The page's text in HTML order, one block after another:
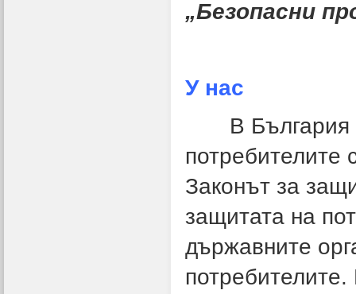
„Безопасни
У нас
В България
потребителите
Законът за
защитата на
държавните